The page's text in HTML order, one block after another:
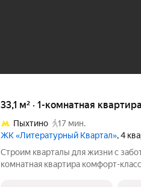
33,1 м² · 1-комнатная
Пыхтино
17 мин.
ЖК «Литературный Квартал», 4
Cтpoим квapтaлы для жизни с
комнaтнaя квapтирa кoмфopт-